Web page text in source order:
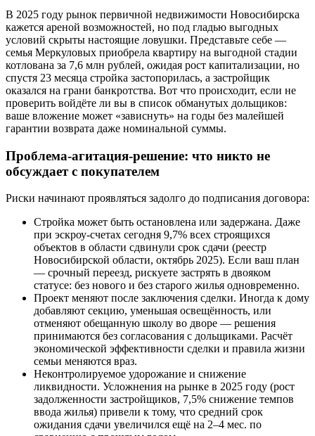
В 2025 году рынок первичной недвижимости Новосибирска
кажется ареной возможностей, но под гладью выгодных
условий скрыты настоящие ловушки. Представьте себе —
семья Меркуловых приобрела квартиру на выгодной стадии
котлована за 7,6 млн рублей, ожидая рост капитализации, но
спустя 23 месяца стройка застопорилась, а застройщик
оказался на грани банкротства. Вот что происходит, если не
проверить войдёте ли вы в список обманутых дольщиков:
ваше вложение может «зависнуть» на годы без малейшей
гарантии возврата даже номинальной суммы.
Проблема-агитация-решение: что никто не
обсуждает с покупателем
Риски начинают проявляться задолго до подписания договора:
Стройка может быть остановлена или задержана. Даже
при эскроу-счетах сегодня 9,7% всех строящихся
объектов в области сдвинули срок сдачи (реестр
Новосибирской области, октябрь 2025). Если ваш план
— срочный переезд, рискуете застрять в двояком
статусе: без нового и без старого жилья одновременно.
Проект меняют после заключения сделки. Иногда к дому
добавляют секцию, уменьшая освещённость, или
отменяют обещанную школу во дворе — решения
принимаются без согласования с дольщиками. Расчёт
экономической эффективности сделки и правила жизни
семьи меняются враз.
Неконтролируемое удорожание и снижение
ликвидности. Усложнения на рынке в 2025 году (рост
задолженности застройщиков, 7,5% снижение темпов
ввода жилья) привели к тому, что средний срок
ожидания сдачи увеличился ещё на 2–4 мес. по